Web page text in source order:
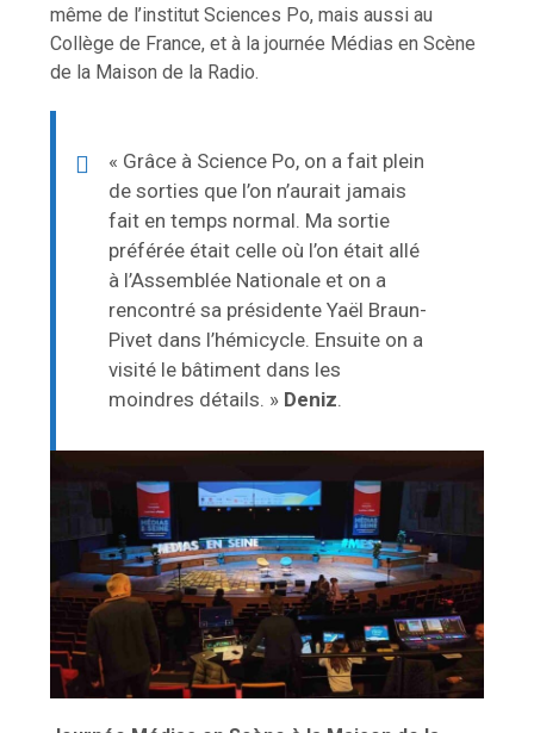
même de l’institut Sciences Po, mais aussi au
Collège de France, et à la journée Médias en Scène
de la Maison de la Radio.
« Grâce à Science Po, on a fait plein
de sorties que l’on n’aurait jamais
fait en temps normal. Ma sortie
préférée était celle où l’on était allé
à l’Assemblée Nationale et on a
rencontré sa présidente Yaël Braun-
Pivet dans l’hémicycle. Ensuite on a
visité le bâtiment dans les
moindres détails. » Deniz.